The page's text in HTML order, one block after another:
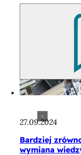
27.09.2024
Bardziej
wymiana